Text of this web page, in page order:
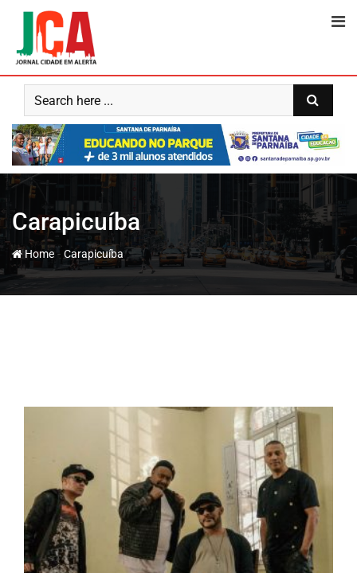
Carapicuíba
Home- Carapicuíba